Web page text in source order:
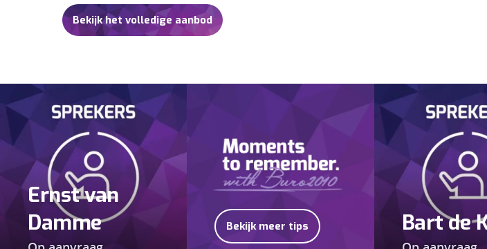
Bekijk het volledige aanbod
Ernst van
Damme
Bekijk meer tips Bart de